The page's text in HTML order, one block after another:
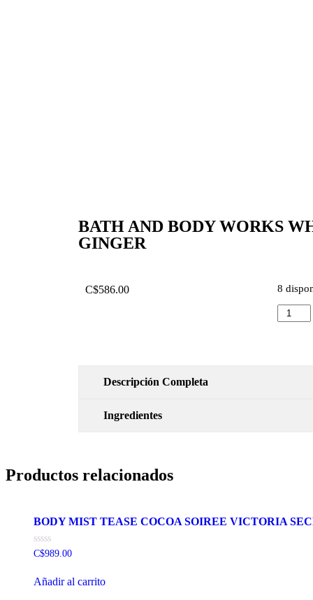
BATH AND BODY WORKS
GINGER
C$586.00 8
Descripción Completa
Ingredientes
Productos relacionados
BODY MIST TEASE COCOA SOIREE VICTORIA
Valorado
de
C$989.00
Añadir al carrito